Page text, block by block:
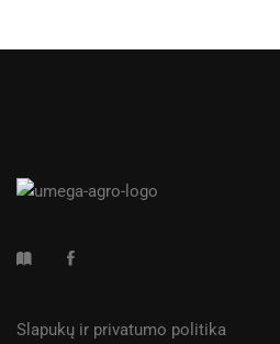
Slapukų ir privatumo politika